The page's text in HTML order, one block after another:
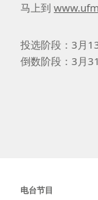
马上到
投选阶段：3月
倒数阶段：3月
电台节目